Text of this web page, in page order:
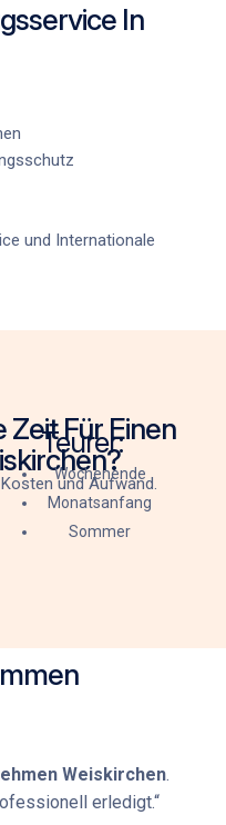
In
und Internationale
Zeit Für Einen
und Aufwand.
Teurer:
Wochenende
Monatsanfang
Sommer
Weiskirchen.
erledigt.“